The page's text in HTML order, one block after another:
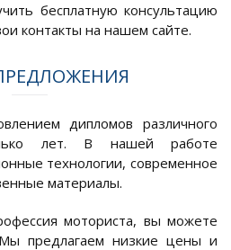
бесплатную консультацию
контакты на нашем сайте.
дипломов различного
лет. В нашей работе
технологии, современное
материалы.
моториста, вы можете
предлагаем низкие цены и